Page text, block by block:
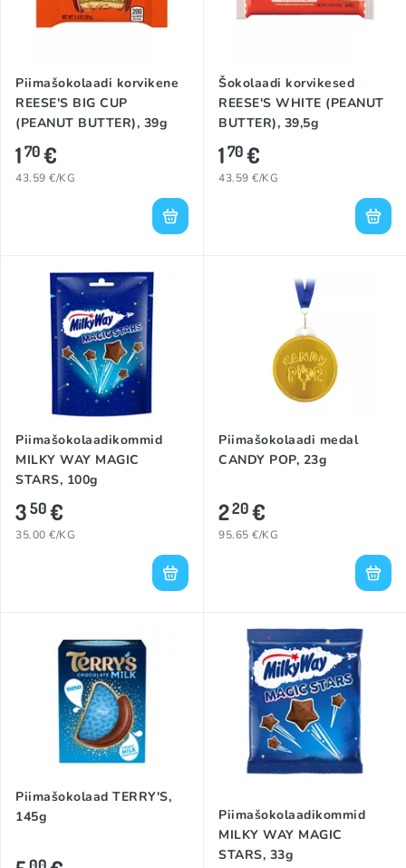
Piimašokolaadi korvikene
REESE'S BIG CUP
(PEANUT BUTTER), 39g
170€
43.59 €/KG
Šokolaadi korvikesed
REESE'S WHITE (PEANUT
BUTTER), 39,5g
170€
43.59 €/KG
Piimašokolaadikommid
MILKY WAY MAGIC
STARS, 100g
350€
35.00 €/KG
Piimašokolaadi medal
CANDY POP, 23g
220€
95.65 €/KG
Piimašokolaad TERRY'S,
145g
Piimašokolaadikommid
MILKY WAY MAGIC
STARS, 33g